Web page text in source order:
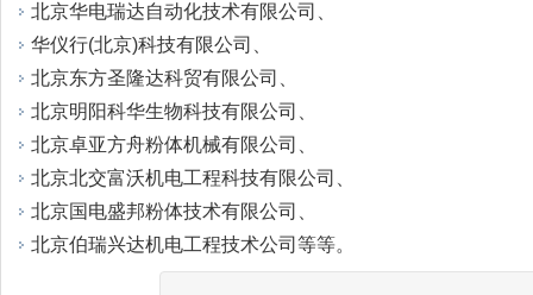
北京华电瑞达自动化技术有限公司、
华仪行(北京)科技有限公司、
北京东方圣隆达科贸有限公司、
北京明阳科华生物科技有限公司、
北京卓亚方舟粉体机械有限公司、
北京北交富沃机电工程科技有限公司、
北京国电盛邦粉体技术有限公司、
北京伯瑞兴达机电工程技术公司等等。